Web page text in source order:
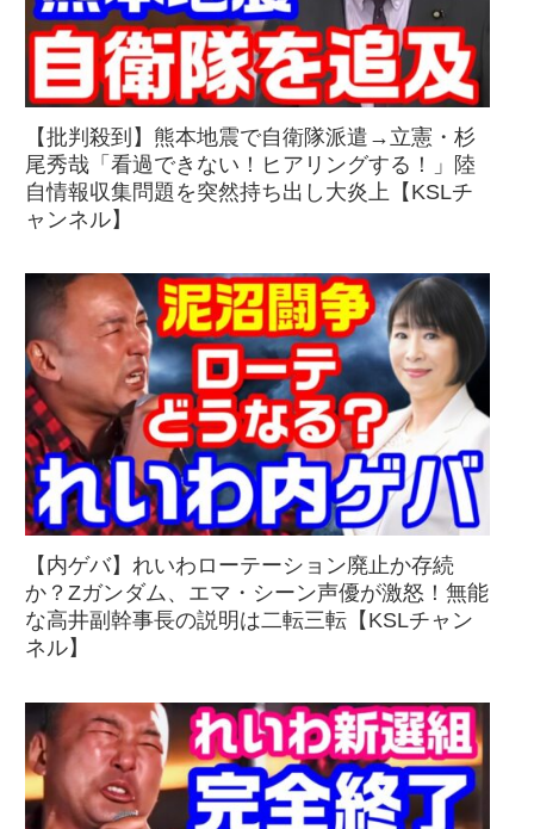
【批判殺到】熊本地震で自衛隊派遣→立憲・杉
尾秀哉「看過できない！ヒアリングする！」陸
自情報収集問題を突然持ち出し大炎上【KSLチ
ャンネル】
【内ゲバ】れいわローテーション廃止か存続
か？Zガンダム、エマ・シーン声優が激怒！無能
な高井副幹事長の説明は二転三転【KSLチャン
ネル】